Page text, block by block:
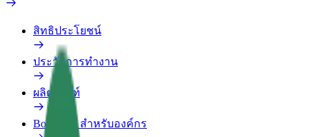
สิทธิประโยชน์
ประวัติการทำงาน
ผลิตภัณฑ์
Bolt Food สำหรับองค์กร